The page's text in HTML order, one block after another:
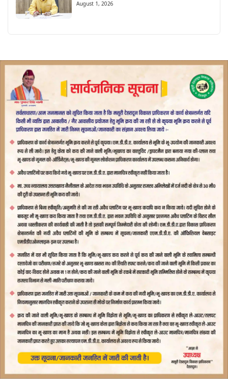
August 1, 2026